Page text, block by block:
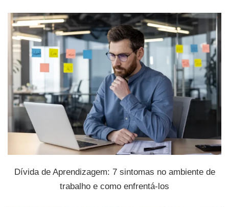
Dívida de Aprendizagem: 7 sintomas no ambiente de
trabalho e como enfrentá-los